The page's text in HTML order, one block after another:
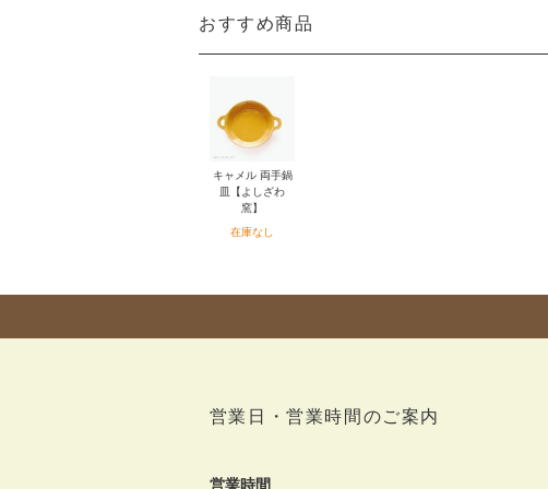
おすすめ商品
キャメル 両手鍋
皿【よしざわ
窯】
在庫なし
営業日・営業時間のご案内
営業時間